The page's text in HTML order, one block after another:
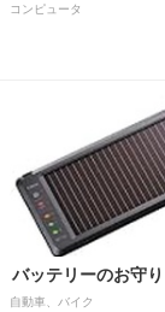
コンピュータ
バッテリーのお守り
自動車、バイク